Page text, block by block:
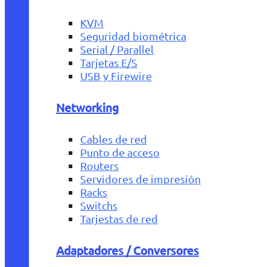
KVM
Seguridad biométrica
Serial / Parallel
Tarjetas E/S
USB y Firewire
Networking
Cables de red
Punto de acceso
Routers
Servidores de impresión
Racks
Switchs
Tarjestas de red
Adaptadores / Conversores